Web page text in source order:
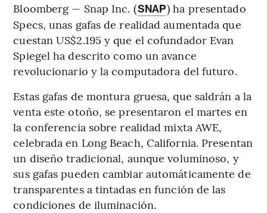
Bloomberg — Snap Inc. (SNAP) ha presentado
Specs, unas gafas de realidad aumentada que
cuestan US$2.195 y que el cofundador Evan
Spiegel ha descrito como un avance
revolucionario y la computadora del futuro.
Estas gafas de montura gruesa, que saldrán a la
venta este otoño, se presentaron el martes en
la conferencia sobre realidad mixta AWE,
celebrada en Long Beach, California. Presentan
un diseño tradicional, aunque voluminoso, y
sus gafas pueden cambiar automáticamente de
transparentes a tintadas en función de las
condiciones de iluminación.